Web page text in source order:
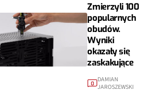
Zmierzyli 100
popularnych
obudów.
Wyniki
okazały się
zaskakujące
0
DAMIAN
JAROSZEWSKI